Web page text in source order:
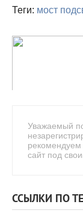
Теги: мост
Уважаемый
сайт под
ССЫЛКИ ПО